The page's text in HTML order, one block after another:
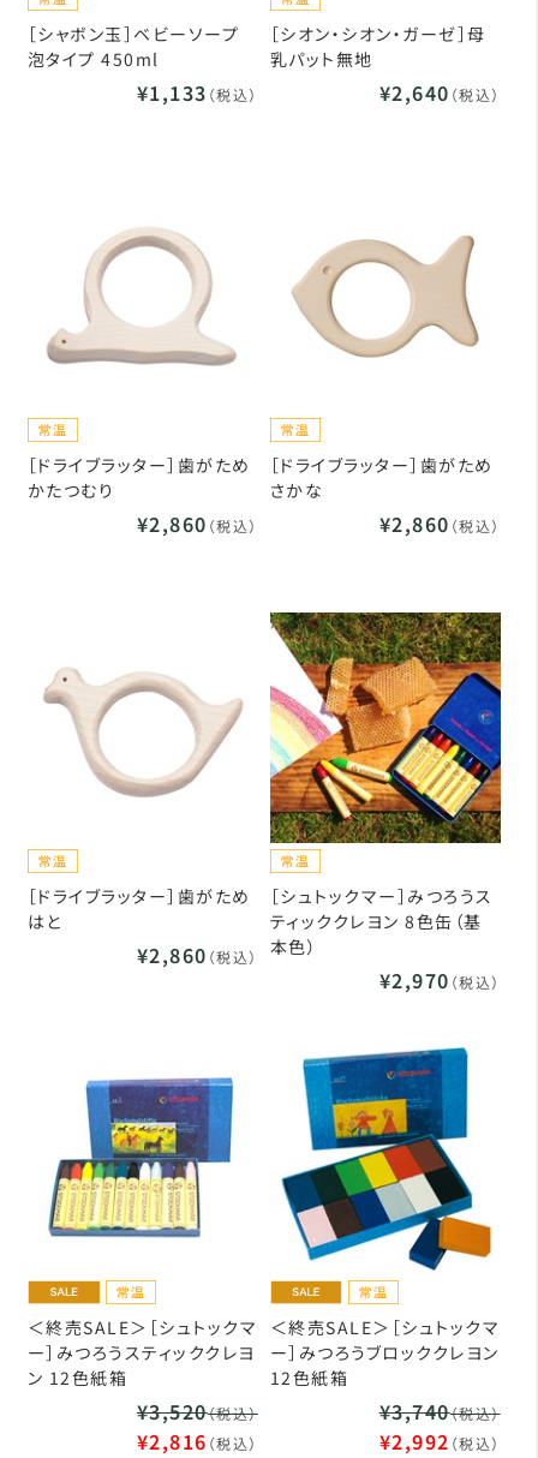
［シャボン玉］ベビーソープ
泡タイプ 450ml
¥1,133 （税込）
［シオン・シオン・ガーゼ］母
乳パット無地
¥2,640 （税込）
［ドライブラッター］歯がため
かたつむり
¥2,860 （税込）
［ドライブラッター］歯がため
さかな
¥2,860 （税込）
［ドライブラッター］歯がため
はと
¥2,860 （税込）
［シュトックマー］みつろうス
ティッククレヨン 8色缶（基
本色）
¥2,970 （税込）
＜終売SALE＞［シュトックマ
ー］みつろうスティッククレヨ
ン 12色紙箱
¥3,520（税込）
¥2,816 （税込）
＜終売SALE＞［シュトックマ
ー］みつろうブロッククレヨン
12色紙箱
¥3,740（税込）
¥2,992 （税込）